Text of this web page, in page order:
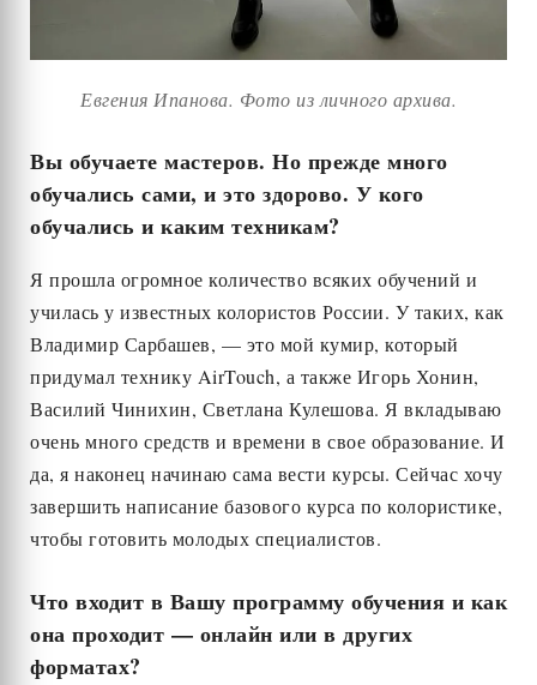
Евгения Ипанова. Фото из личного архива.
Вы обучаете мастеров. Но прежде много
обучались сами, и это здорово. У кого
обучались и каким техникам?
Я прошла огромное количество всяких обучений и
училась у известных колористов России. У таких, как
Владимир Сарбашев, — это мой кумир, который
придумал технику AirTouch, а также Игорь Хонин,
Василий Чинихин, Светлана Кулешова. Я вкладываю
очень много средств и времени в свое образование. И
да, я наконец начинаю сама вести курсы. Сейчас хочу
завершить написание базового курса по колористике,
чтобы готовить молодых специалистов.
Что входит в Вашу программу обучения и как
она проходит — онлайн или в других
форматах?